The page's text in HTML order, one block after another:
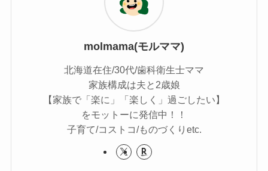
molmama(モルママ)
北海道在住/30代/歯科衛生士ママ
家族構成は夫と2歳娘
【家族で「楽に」「楽しく」過ごしたい】
をモットーに発信中！！
子育て/コストコ/ものづくりetc.